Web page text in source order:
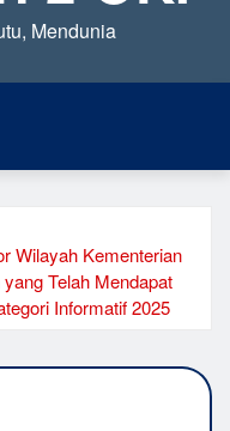
Mendunia
Wilayah Kementerian
Telah Mendapat
Informatif 2025